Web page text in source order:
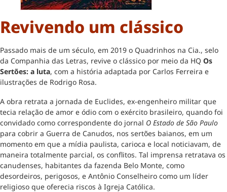
Revivendo um clássico
Passado mais de um século, em 2019 o Quadrinhos na Cia., selo
da Companhia das Letras, revive o clássico por meio da HQ Os
Sertões: a luta, com a história adaptada por Carlos Ferreira e
ilustrações de Rodrigo Rosa.
A obra retrata a jornada de Euclides, ex-engenheiro militar que
tecia relação de amor e ódio com o exército brasileiro, quando foi
convidado como correspondente do jornal O Estado de São Paulo
para cobrir a Guerra de Canudos, nos sertões baianos, em um
momento em que a mídia paulista, carioca e local noticiavam, de
maneira totalmente parcial, os conflitos. Tal imprensa retratava os
canudenses, habitantes da fazenda Belo Monte, como
desordeiros, perigosos, e Antônio Conselheiro como um líder
religioso que oferecia riscos à Igreja Católica.